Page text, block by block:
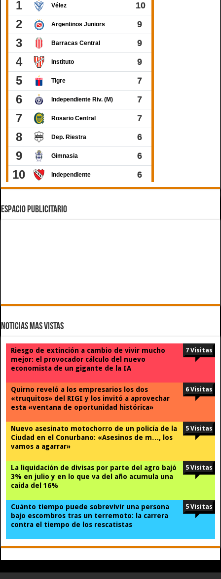
ESPACIO PUBLICITARIO
Noticias Mas Vistas
Riesgo de extinción a cambio de vivir mucho
mejor: el provocador cálculo del nuevo
economista de un gigante de la IA
7 Visitas
Quirno reveló a los empresarios los dos
«truquitos» del RIGI y los invitó a aprovechar
esta «ventana de oportunidad histórica»
6 Visitas
Nuevo asesinato motochorro de un policía de la
Ciudad en el Conurbano: «Asesinos de m…, los
vamos a agarrar»
5 Visitas
La liquidación de divisas por parte del agro bajó
3% en julio y en lo que va del año acumula una
caída del 16%
5 Visitas
Cuánto tiempo puede sobrevivir una persona
bajo escombros tras un terremoto: la carrera
contra el tiempo de los rescatistas
5 Visitas